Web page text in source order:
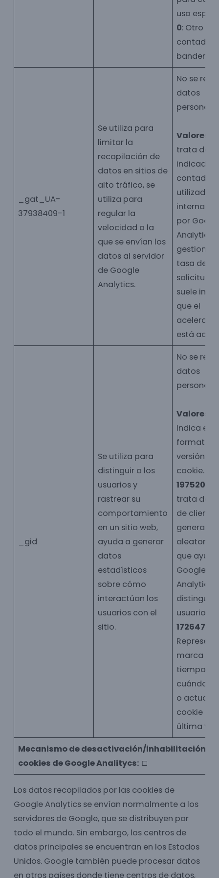
uso
0: Otro
contador
bandera.
_gat_UA-
37938409-1
Se utiliza para
limitar la
recopilación de
datos en sitios de
alto tráfico, se
utiliza para
regular la
velocidad a la
que se envían los
datos al servidor
de Google
Analytics.
No se
datos
Valores:
trata de
indicador
contador
utilizado
por
Analytics
gestionar
tasa de
suele
que el
está
_gid
Se utiliza para
distinguir a los
usuarios y
rastrear su
comportamiento
en un sitio web,
ayuda a generar
datos
estadísticos
sobre cómo
interactúan los
usuarios con el
sitio.
No se
datos
Valores:
Indica el
formato y
versión
cookie.
trata de
de cliente
generado
que
Google
Analytics
distinguir
usuario
marca de
tiempo de
cuándo
o
cookie por
última vez.
Mecanismo de desactivación/inhabilitación
cookies de Google Analitycs:□
Los datos recopilados por las cookies de
Google Analytics se envían normalmente a los
servidores de Google, que se distribuyen por
todo el mundo. Sin embargo, los centros de
datos principales se encuentran en los Estados
Unidos. Google también puede procesar datos
en otros países donde tiene centros de datos,